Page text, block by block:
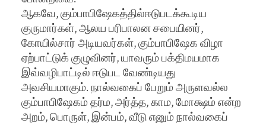
ஆகவே, கும்பாபிஷேகத்தில்ஈடுபடக்கூடிய
குருமார்கள், ஆலய பரிபாலன சபையினர்,
கோயில்சார் அடியவர்கள், கும்பாபிஷேக விழா
ஏற்பாட்டுக் குழுவினர், யாவரும் பக்திமயமாக
இவ்வழிபாட்டில் ஈடுபட வேண்டியது
அவசியமாகும். நால்வகைப் பேறும் அருளவல்ல
கும்பாபிஷேகம் தர்ம, அர்த்த, காம, மோக்ஷம் என்ற
அறம், பொருள், இன்பம், வீடு எனும் நால்வகைப்